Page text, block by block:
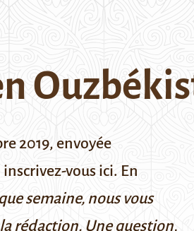
2019, envoyée
inscrivez-vous ici. En
semaine, nous vous
rédaction. Une question,